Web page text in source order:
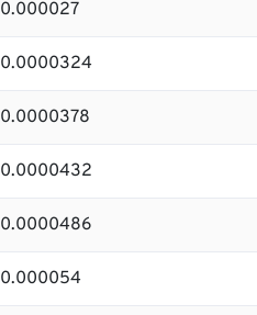
0.000027
0.0000324
0.0000378
0.0000432
0.0000486
0.000054